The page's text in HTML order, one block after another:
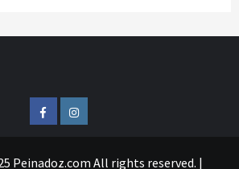
FB IG
Peinadoz.com All rights reserved. |